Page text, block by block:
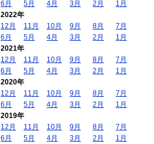
6月
5月 4月 3月 2月
1月
2022年
12月
11月 10月 9月 8月
7月
6月
5月 4月 3月 2月
1月
2021年
12月
11月 10月 9月 8月
7月
6月
5月 4月 3月 2月
1月
2020年
12月
11月 10月 9月 8月
7月
6月
5月 4月 3月 2月
1月
2019年
12月
11月 10月 9月 8月
7月
6月
5月 4月 3月 2月
1月